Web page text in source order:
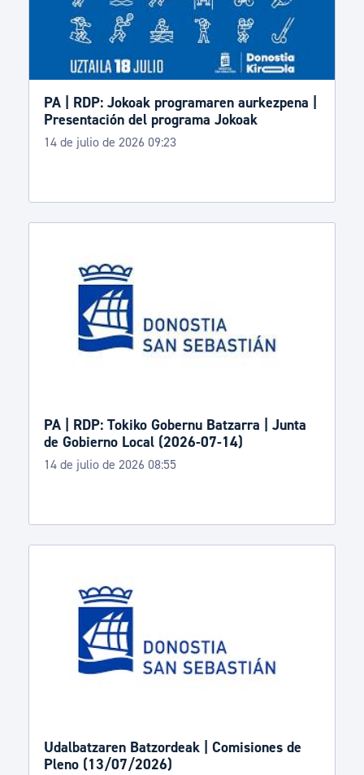
PA | RDP: Jokoak programaren aurkezpena |
Presentación del programa Jokoak
14 de julio de 2026 09:23
PA | RDP: Tokiko Gobernu Batzarra | Junta
de Gobierno Local (2026-07-14)
14 de julio de 2026 08:55
Udalbatzaren Batzordeak | Comisiones de
Pleno (13/07/2026)